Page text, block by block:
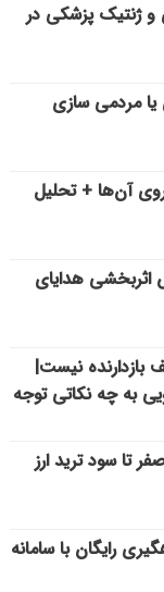
و ژنتیک پزشکی در
مردمی سازی
آن‌ها + تحلیل
اثربخشی هدایای
بازدارنده نیست|
به چه نکاتی توجه
تا سود ترید ارز
رایگان با سامانه